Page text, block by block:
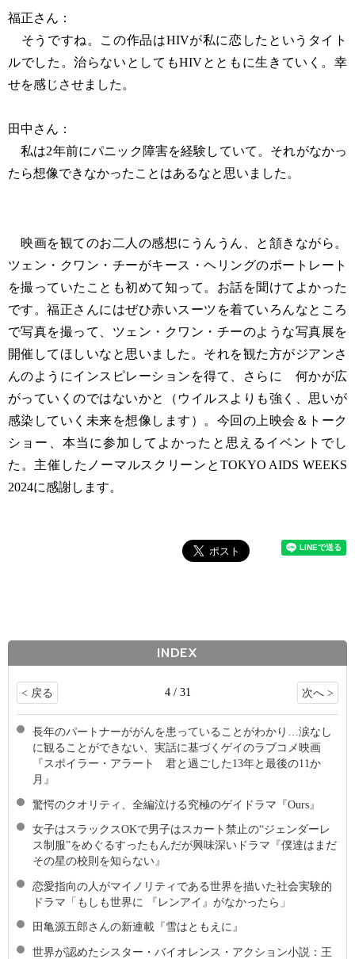
福正さん：
そうですね。この作品はHIVが私に恋したというタイト
ルでした。治らないとしてもHIVとともに生きていく。幸
せを感じさせました。
田中さん：
私は2年前にパニック障害を経験していて。それがなかっ
たら想像できなかったことはあるなと思いました。
映画を観てのお二人の感想にうんうん、と頷きながら。
ツェン・クワン・チーがキース・ヘリングのポートレート
を撮っていたことも初めて知って。お話を聞けてよかった
です。福正さんにはぜひ赤いスーツを着ていろんなところ
で写真を撮って、ツェン・クワン・チーのような写真展を
開催してほしいなと思いました。それを観た方がジアンさ
んのようにインスピレーションを得て、さらに 何かが広
がっていくのではないかと（ウイルスよりも強く、思いが
感染していく未来を想像します）。今回の上映会＆トーク
ショー、本当に参加してよかったと思えるイベントでし
た。主催したノーマルスクリーンとTOKYO AIDS WEEKS
2024に感謝します。
INDEX
< 戻る 4 / 31 次へ >
長年のパートナーががんを患っていることがわかり…涙なし
に観ることができない、実話に基づくゲイのラブコメ映画
『スポイラー・アラート 君と過ごした13年と最後の11か
月』
驚愕のクオリティ、全編泣ける究極のゲイドラマ『Ours』
女子はスラックスOKで男子はスカート禁止の“ジェンダーレ
ス制服”をめぐるすったもんだが興味深いドラマ『僕達はまだ
その星の校則を知らない』
恋愛指向の人がマイノリティである世界を描いた社会実験的
ドラマ「もしも世界に 『レンアイ』がなかったら」
田亀源五郎さんの新連載『雪はともえに』
世界が認めたシスター・バイオレンス・アクション小説：王